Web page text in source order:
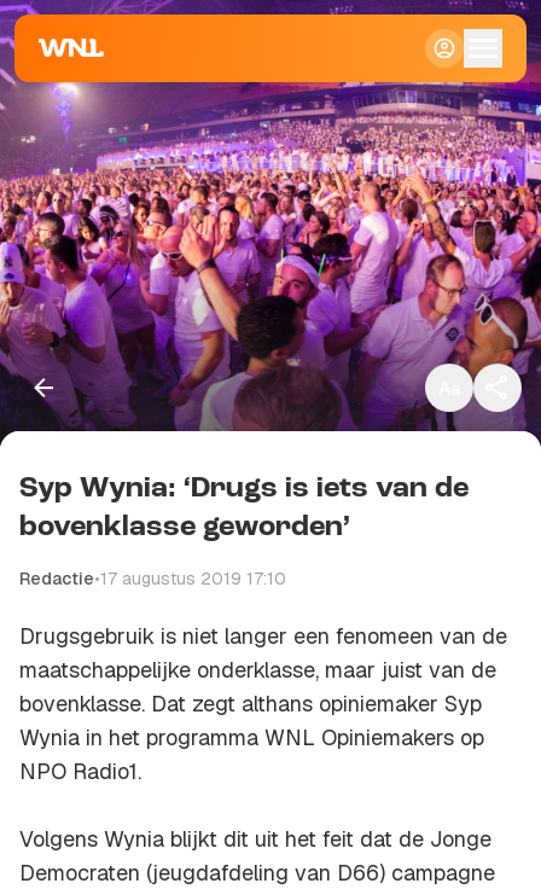
Klein
Standaard
Groot
Kopieer link
Syp Wynia: ‘Drugs is iets van de
bovenklasse geworden’
Redactie•17 augustus 2019 17:10
Drugsgebruik is niet langer een fenomeen van de
maatschappelijke onderklasse, maar juist van de
bovenklasse. Dat zegt althans opiniemaker Syp
Wynia in het programma WNL Opiniemakers op
NPO Radio1.
Volgens Wynia blijkt dit uit het feit dat de Jonge
Democraten (jeugdafdeling van D66) campagne